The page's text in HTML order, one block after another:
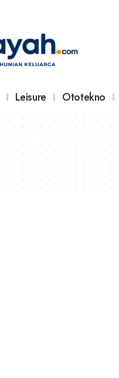
Leisure Ototekno